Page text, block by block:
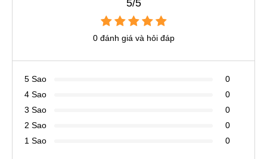
5/5
0 đánh giá và hỏi đáp
5 Sao
0
4 Sao
0
3 Sao
0
2 Sao
0
1 Sao
0